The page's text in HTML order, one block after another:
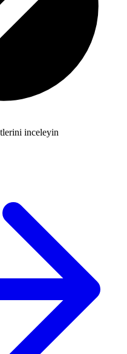
inceleyin